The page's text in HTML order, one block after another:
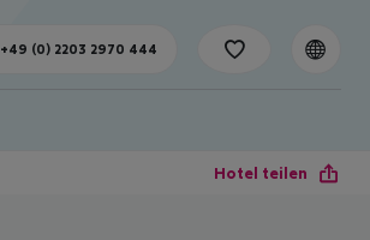
+49 (0) 2203 2970 444
Hotel teilen